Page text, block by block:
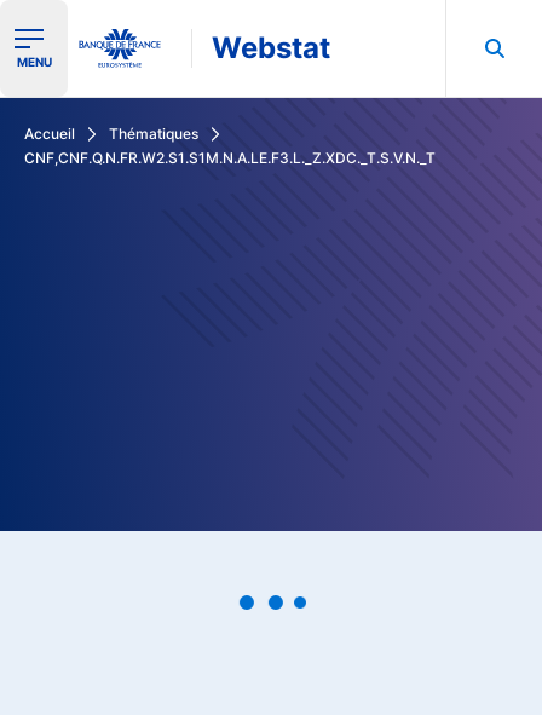
Ouvrir le menu de navigation
MENU Webstat
Accueil
Thématiques
CNF,CNF.Q.N.FR.W2.S1.S1M.N.A.LE.F3.L._Z.XDC._T.S.V.N._T